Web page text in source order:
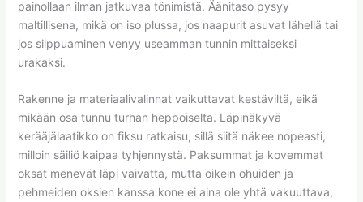
painollaan ilman jatkuvaa tönimistä. Äänitaso pysyy
maltillisena, mikä on iso plussa, jos naapurit asuvat lähellä tai
jos silppuaminen venyy useamman tunnin mittaiseksi
urakaksi.
Rakenne ja materiaalivalinnat vaikuttavat kestäviltä, eikä
mikään osa tunnu turhan heppoiselta. Läpinäkyvä
kerääjälaatikko on fiksu ratkaisu, sillä siitä näkee nopeasti,
milloin säiliö kaipaa tyhjennystä. Paksummat ja kovemmat
oksat menevät läpi vaivatta, mutta oikein ohuiden ja
pehmeiden oksien kanssa kone ei aina ole yhtä vakuuttava,